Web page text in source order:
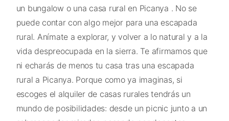
un bungalow o una casa rural en Picanya . No se
puede contar con algo mejor para una escapada
rural. Anímate a explorar, y volver a lo natural y a la
vida despreocupada en la sierra. Te afirmamos que
ni echarás de menos tu casa tras una escapada
rural a Picanya. Porque como ya imaginas, si
escoges el alquiler de casas rurales tendrás un
mundo de posibilidades: desde un picnic junto a un